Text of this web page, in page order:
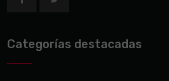
Categorías destacadas